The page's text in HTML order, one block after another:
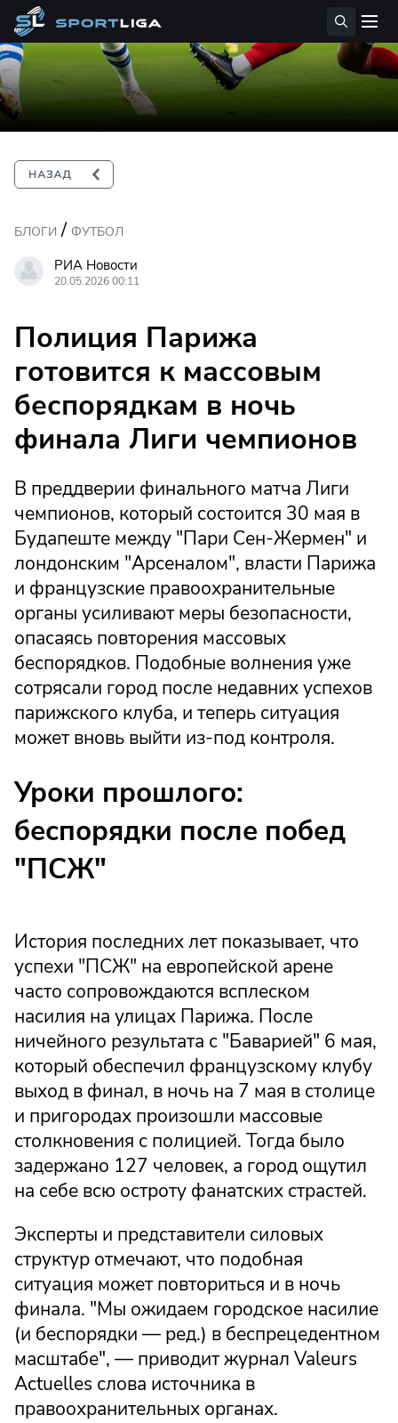
БЛОГИ / ФУТБОЛ
РИА Новости
20.05.2026 00:11
Полиция Парижа
готовится к массовым
беспорядкам в ночь
финала Лиги чемпионов
В преддверии финального матча Лиги
чемпионов, который состоится 30 мая в
Будапеште между "Пари Сен-Жермен" и
лондонским "Арсеналом", власти Парижа
и французские правоохранительные
органы усиливают меры безопасности,
опасаясь повторения массовых
беспорядков. Подобные волнения уже
сотрясали город после недавних успехов
парижского клуба, и теперь ситуация
может вновь выйти из-под контроля.
Уроки прошлого:
беспорядки после побед
"ПСЖ"
История последних лет показывает, что
успехи "ПСЖ" на европейской арене
часто сопровождаются всплеском
насилия на улицах Парижа. После
ничейного результата с "Баварией" 6 мая,
который обеспечил французскому клубу
выход в финал, в ночь на 7 мая в столице
и пригородах произошли массовые
столкновения с полицией. Тогда было
задержано 127 человек, а город ощутил
на себе всю остроту фанатских страстей.
Эксперты и представители силовых
структур отмечают, что подобная
ситуация может повториться и в ночь
финала. "Мы ожидаем городское насилие
(и беспорядки — ред.) в беспрецедентном
масштабе", — приводит журнал Valeurs
Actuelles слова источника в
правоохранительных органах.